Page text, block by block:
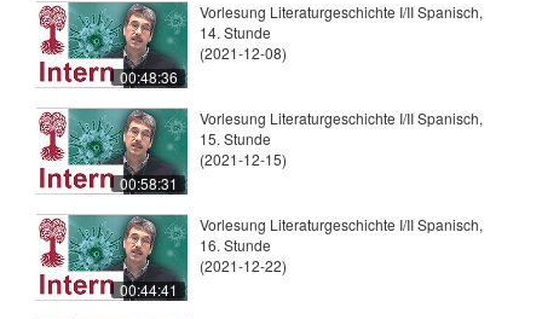
00:48:36
Vorlesung Literaturgeschichte I/II Spanisch,
14. Stunde
(2021-12-08)
00:58:31
Vorlesung Literaturgeschichte I/II Spanisch,
15. Stunde
(2021-12-15)
00:44:41
Vorlesung Literaturgeschichte I/II Spanisch,
16. Stunde
(2021-12-22)